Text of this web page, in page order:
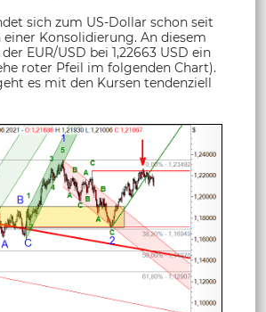
sich zum US-Dollar schon seit
einer Konsolidierung. An diesem
EUR/USD bei 1,22663 USD ein
roter Pfeil im folgenden Chart).
es mit den Kursen tendenziell